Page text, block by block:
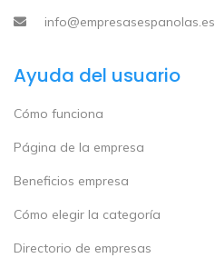
info@empresasespanolas.es
Ayuda del usuario
Cómo funciona
Página de la empresa
Beneficios empresa
Cómo elegir la categoría
Directorio de empresas